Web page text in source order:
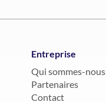
Entreprise
Qui sommes-nous
Partenaires
Contact